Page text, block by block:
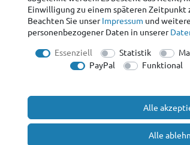
Einwilligung zu einem späteren Zeitpunkt
Beachten Sie unserImpressum und
personenbezogener Daten in unserer
Essenziell
Statistik
PayPal
Funktional
Alle
Alle